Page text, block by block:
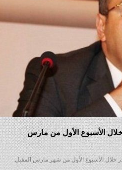
خلال الأسبوع الأول من مارس
خلال الأسبوع الأول من شهر مارس المقبل.